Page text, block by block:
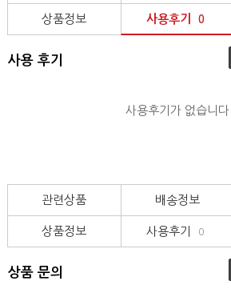
상품정보 사용후기 0
사용 후기
사용후기가 없습니다.
관련상품 배송정보
상품정보 사용후기 0
상품 문의